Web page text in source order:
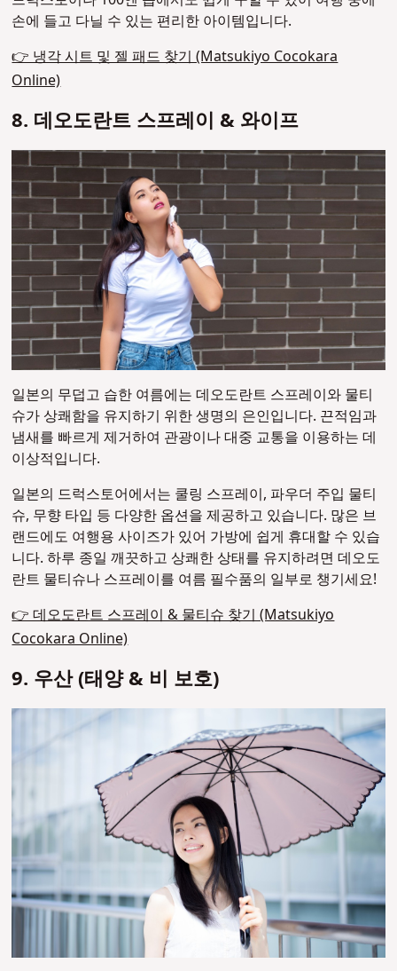
손에 들고 다닐 수 있는 편리한 아이템입니다.
👉 냉각 시트 및 젤 패드 찾기 (Matsukiyo Cocokara
Online)
8. 데오도란트 스프레이 & 와이프
일본의 무덥고 습한 여름에는 데오도란트 스프레이와 물티
슈가 상쾌함을 유지하기 위한 생명의 은인입니다. 끈적임과
냄새를 빠르게 제거하여 관광이나 대중 교통을 이용하는 데
이상적입니다.
일본의 드럭스토어에서는 쿨링 스프레이, 파우더 주입 물티
슈, 무향 타입 등 다양한 옵션을 제공하고 있습니다. 많은 브
랜드에도 여행용 사이즈가 있어 가방에 쉽게 휴대할 수 있습
니다. 하루 종일 깨끗하고 상쾌한 상태를 유지하려면 데오도
란트 물티슈나 스프레이를 여름 필수품의 일부로 챙기세요!
👉 데오도란트 스프레이 & 물티슈 찾기 (Matsukiyo
Cocokara Online)
9. 우산 (태양 & 비 보호)